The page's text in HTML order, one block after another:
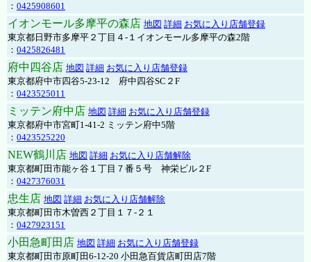
： 0425908601
イオンモール多摩平の森店 地図 詳細 お気に入り店舗登録
東京都日野市多摩平２丁目４-１イオンモール多摩平の森2階
： 0425826481
府中四谷店 地図 詳細 お気に入り店舗登録
東京都府中市四谷5-23-12 府中四谷SC２F
： 0423525011
ミッテン府中店 地図 詳細 お気に入り店舗登録
東京都府中市宮町1-41-2 ミッテン府中5階
： 0423525220
NEW鶴川店 地図 詳細 お気に入り店舗解除
東京都町田市能ヶ谷１丁目７番５号 神栄ビル２F
： 0427376031
忠生店 地図 詳細 お気に入り店舗解除
東京都町田市木曽西２丁目１７-２１
： 0427923151
小田急町田店 地図 詳細 お気に入り店舗登録
東京都町田市原町田6-12-20 小田急百貨店町田店7階